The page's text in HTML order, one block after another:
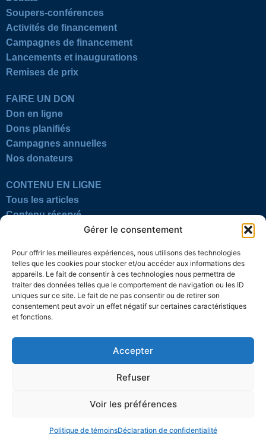
Gérer le consentement
Pour offrir les meilleures expériences, nous utilisons des technologies
telles que les cookies pour stocker et/ou accéder aux informations des
appareils. Le fait de consentir à ces technologies nous permettra de
traiter des données telles que le comportement de navigation ou les ID
uniques sur ce site. Le fait de ne pas consentir ou de retirer son
consentement peut avoir un effet négatif sur certaines caractéristiques
et fonctions.
Accepter
Refuser
Voir les préférences
Politique de témoinsDéclaration de confidentialité
Soupers-conférences
Activités de financement
Campagnes de financement
Lancements et inaugurations
Remises de prix
FAIRE UN DON
Don en ligne
Dons planifiés
Campagnes annuelles
Nos donateurs
CONTENU EN LIGNE
Tous les articles
Contenu réservé
SUIVEZ-NOUS
Témoins Mentions légales
© 2026 L’Action nationale